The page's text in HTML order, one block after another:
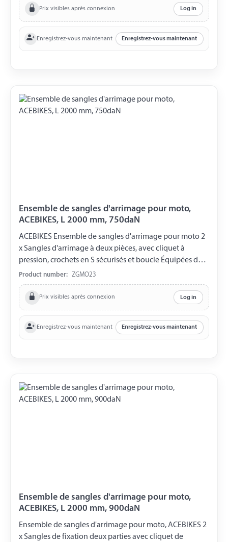
L'ensemble est livré dans un petit sac de transport.
Prix visibles après connexion Log in
Enregistrez-vous maintenant Enregistrez-vous maintenant
Ensemble de sangles d'arrimage pour moto,
ACEBIKES, L 2000 mm, 750daN
ACEBIKES Ensemble de sangles d'arrimage pour moto 2
x Sangles d'arrimage à deux pièces, avec cliquet à
pression, crochets en S sécurisés et boucle Équipées de
velcro pour la fixation de la sangle Longueur prête à
l'emploi de 2000 mm Largeur de la sangle 30 mm LC 750
daN L'ensemble est livré dans un petit sac de transport.
Product number: ZGMO23
Prix visibles après connexion Log in
Enregistrez-vous maintenant Enregistrez-vous maintenant
Ensemble de sangles d'arrimage pour moto,
ACEBIKES, L 2000 mm, 900daN
Ensemble de sangles d'arrimage pour moto, ACEBIKES 2
x Sangles de fixation deux parties avec cliquet de